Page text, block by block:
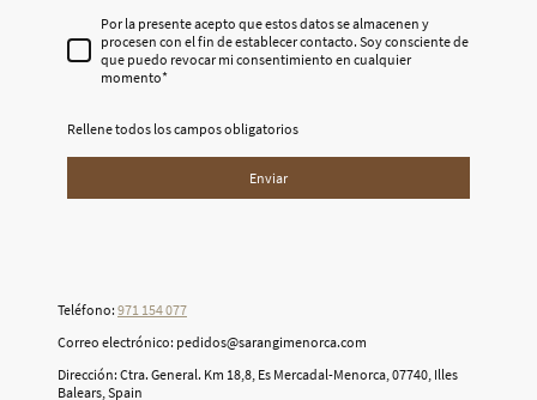
Por la presente acepto que estos datos se almacenen y
procesen con el fin de establecer contacto. Soy consciente de
que puedo revocar mi consentimiento en cualquier
momento*
Rellene todos los campos obligatorios
Enviar
Teléfono: 971 154 077
Correo electrónico: pedidos@sarangimenorca.com
Dirección: Ctra. General. Km 18,8, Es Mercadal-Menorca, 07740, Illes
Balears, Spain